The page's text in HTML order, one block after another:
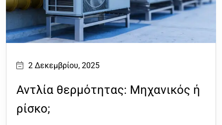
2 Δεκεμβρίου, 2025
Αντλία θερμότητας: Μηχανικός ή
ρίσκο;